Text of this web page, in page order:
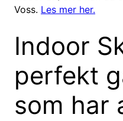
Voss. Les mer her.
Indoor
perfekt
som har